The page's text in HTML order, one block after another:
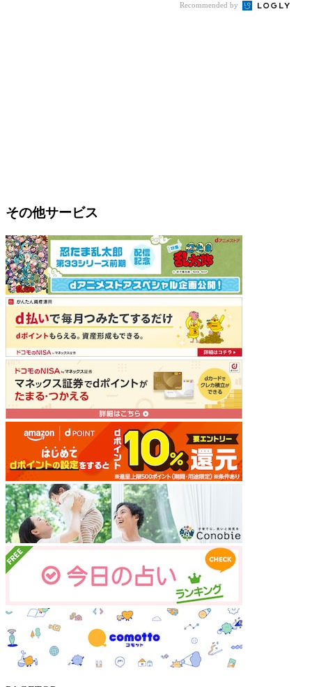
Recommended by
その他サービス